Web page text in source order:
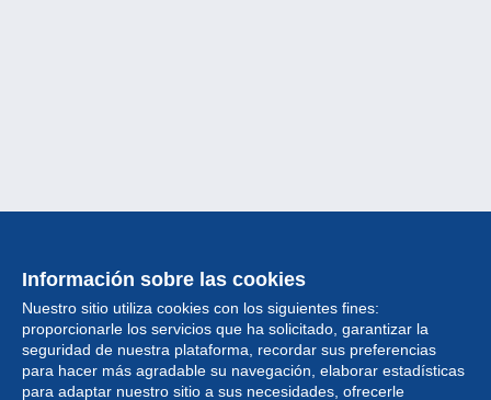
Información sobre las cookies
Nuestro sitio utiliza cookies con los siguientes fines:
proporcionarle los servicios que ha solicitado, garantizar la
seguridad de nuestra plataforma, recordar sus preferencias
para hacer más agradable su navegación, elaborar estadísticas
para adaptar nuestro sitio a sus necesidades, ofrecerle